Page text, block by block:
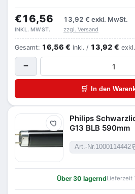
€16,56 13,92 € exkl. MwSt.
INKL. MWST. zzgl. Versand
Gesamt: 16,56 € inkl. / 13,92 €
−
🛒 In den
Merken
Philips
G13 BLB 590mm
Art.-Nr.1000114442
Über 30 lagerndLieferzeit